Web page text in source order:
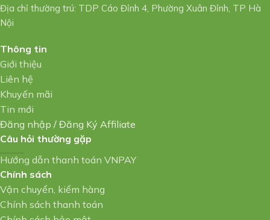
Địa chỉ thường trú: TDP Cáo Đỉnh 4, Phường Xuân Đỉnh, TP Hà
Nội
Thông tin
Giới thiệu
Liên hệ
Khuyến mãi
Tin mới
Đăng nhập / Đăng Ký Affiliate
Câu hỏi thường gặp
Hướng dẫn thanh toán VNPAY
Chính sách
Vận chuyển, kiểm hàng
Chính sách thanh toán